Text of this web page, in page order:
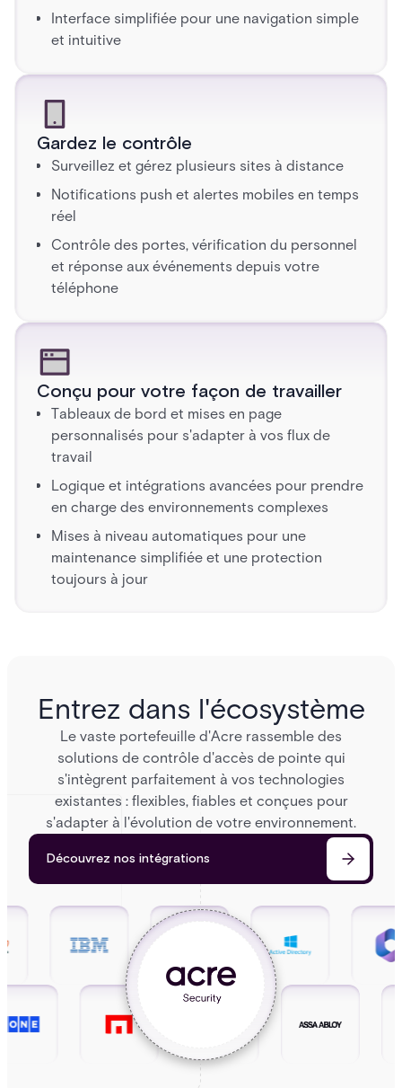
Interface simplifiée pour une navigation simple
et intuitive
Gardez le contrôle
Surveillez et gérez plusieurs sites à distance
Notifications push et alertes mobiles en temps
réel
Contrôle des portes, vérification du personnel
et réponse aux événements depuis votre
téléphone
Conçu pour votre façon de travailler
Tableaux de bord et mises en page
personnalisés pour s'adapter à vos flux de
travail
Logique et intégrations avancées pour prendre
en charge des environnements complexes
Mises à niveau automatiques pour une
maintenance simplifiée et une protection
toujours à jour
Entrez dans l'écosystème
Le vaste portefeuille d'Acre rassemble des
solutions de contrôle d'accès de pointe qui
s'intègrent parfaitement à vos technologies
existantes : flexibles, fiables et conçues pour
s'adapter à l'évolution de votre environnement.
Découvrez nos intégrations